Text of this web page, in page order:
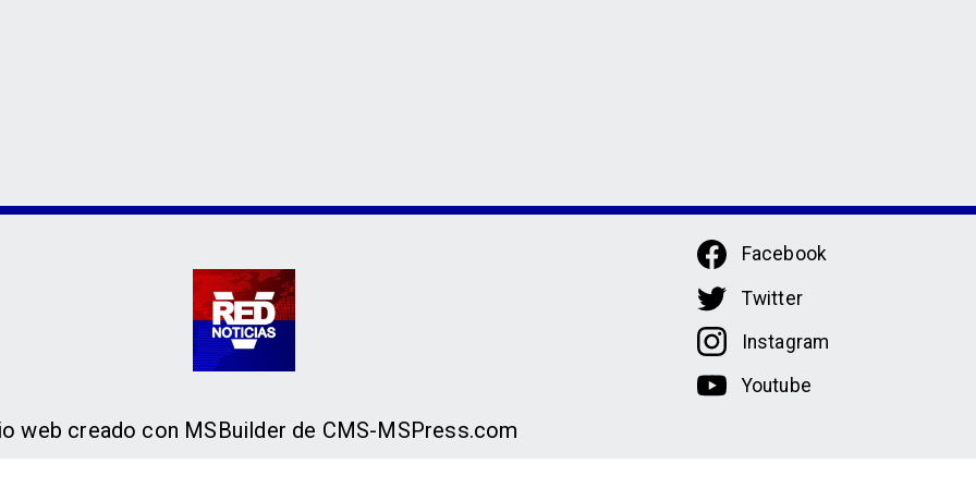
web creado con MSBuilder de CMS-MSPress.com
Facebook
Twitter
Instagram
Youtube